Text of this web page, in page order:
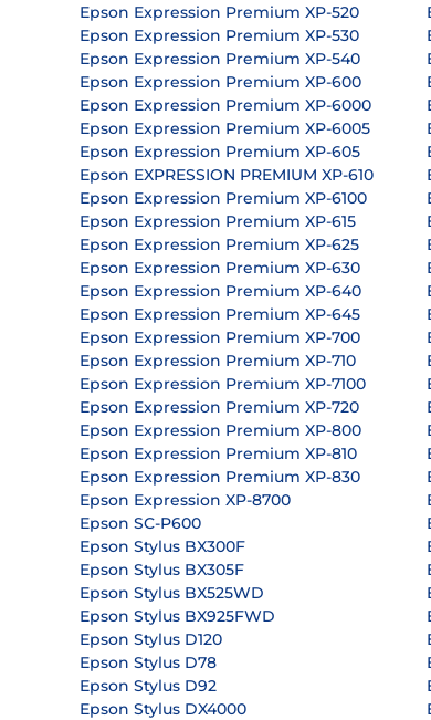
Epson Expression Premium XP-520
Epson Expression Premium XP-530
Epson Expression Premium XP-540
Epson Expression Premium XP-600
Epson Expression Premium XP-6000
Epson Expression Premium XP-6005
Epson Expression Premium XP-605
Epson EXPRESSION PREMIUM XP-610
Epson Expression Premium XP-6100
Epson Expression Premium XP-615
Epson Expression Premium XP-625
Epson Expression Premium XP-630
Epson Expression Premium XP-640
Epson Expression Premium XP-645
Epson Expression Premium XP-700
Epson Expression Premium XP-710
Epson Expression Premium XP-7100
Epson Expression Premium XP-720
Epson Expression Premium XP-800
Epson Expression Premium XP-810
Epson Expression Premium XP-830
Epson Expression XP-8700
Epson SC-P600
Epson Stylus BX300F
Epson Stylus BX305F
Epson Stylus BX525WD
Epson Stylus BX925FWD
Epson Stylus D120
Epson Stylus D78
Epson Stylus D92
Epson Stylus DX4000